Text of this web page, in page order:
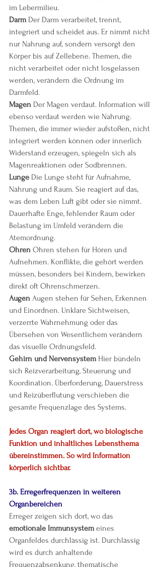
im Lebermilieu.
Darm Der Darm verarbeitet, trennt,
integriert und scheidet aus. Er nimmt nicht
nur Nahrung auf, sondern versorgt den
Körper bis auf Zellebene. Themen, die
nicht verarbeitet oder nicht losgelassen
werden, verändern die Ordnung im
Darmfeld.
Magen Der Magen verdaut. Information will
ebenso verdaut werden wie Nahrung.
Themen, die immer wieder aufstoßen, nicht
integriert werden können oder innerlich
Widerstand erzeugen, spiegeln sich als
Magenreaktionen oder Sodbrennen.
Lunge Die Lunge steht für Aufnahme,
Nährung und Raum. Sie reagiert auf das,
was dem Leben Luft gibt oder sie nimmt.
Dauerhafte Enge, fehlender Raum oder
Belastung im Umfeld verändern die
Atemordnung.
Ohren Ohren stehen für Hören und
Aufnehmen. Konflikte, die gehört werden
müssen, besonders bei Kindern, bewirken
direkt oft Ohrenschmerzen.
Augen Augen stehen für Sehen, Erkennen
und Einordnen. Unklare Sichtweisen,
verzerrte Wahrnehmung oder das
Übersehen von Wesentlichem verändern
das visuelle Ordnungsfeld.
Gehirn und Nervensystem Hier bündeln
sich Reizverarbeitung, Steuerung und
Koordination. Überforderung, Dauerstress
und Reizüberflutung verschieben die
gesamte Frequenzlage des Systems.
Jedes Organ reagiert dort, wo biologische
Funktion und inhaltliches Lebensthema
übereinstimmen. So wird Information
körperlich sichtbar.
3b. Erregerfrequenzen in weiteren
Organbereichen
Erreger zeigen sich dort, wo das
emotionale Immunsystem eines
Organfeldes durchlässig ist. Durchlässig
wird es durch anhaltende
Frequenzabsenkung, thematische